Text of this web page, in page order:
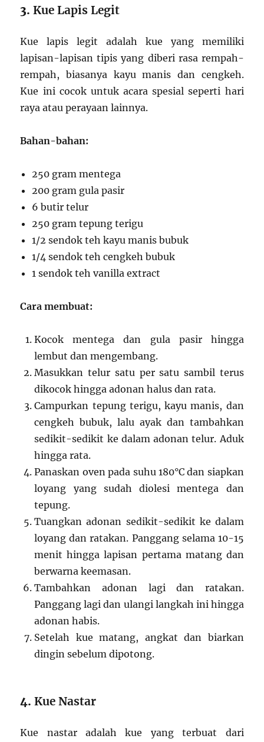
3.Kue Lapis Legit
Kue lapis legit adalah kue yang memiliki
lapisan-lapisan tipis yang diberi rasa rempah-
rempah, biasanya kayu manis dan cengkeh.
Kue ini cocok untuk acara spesial seperti hari
raya atau perayaan lainnya.
Bahan-bahan:
250 gram mentega
200 gram gula pasir
6 butir telur
250 gram tepung terigu
1/2 sendok teh kayu manis bubuk
1/4 sendok teh cengkeh bubuk
1 sendok teh vanilla extract
Cara membuat:
Kocok mentega dan gula pasir hingga
lembut dan mengembang.
Masukkan telur satu per satu sambil terus
dikocok hingga adonan halus dan rata.
Campurkan tepung terigu, kayu manis, dan
cengkeh bubuk, lalu ayak dan tambahkan
sedikit-sedikit ke dalam adonan telur. Aduk
hingga rata.
Panaskan oven pada suhu 180°C dan siapkan
loyang yang sudah diolesi mentega dan
tepung.
Tuangkan adonan sedikit-sedikit ke dalam
loyang dan ratakan. Panggang selama 10-15
menit hingga lapisan pertama matang dan
berwarna keemasan.
Tambahkan adonan lagi dan ratakan.
Panggang lagi dan ulangi langkah ini hingga
adonan habis.
Setelah kue matang, angkat dan biarkan
dingin sebelum dipotong.
4.Kue Nastar
Kue nastar adalah kue yang terbuat dari